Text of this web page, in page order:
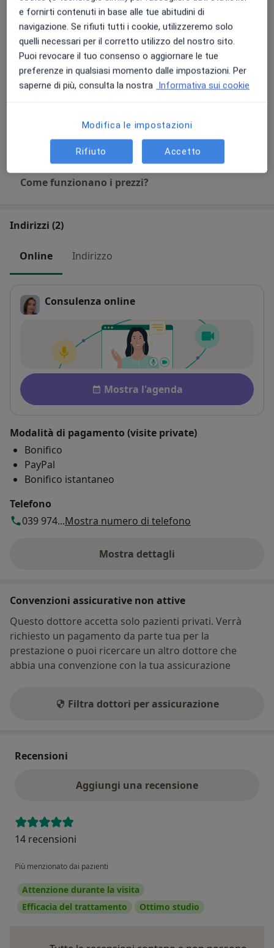
50 € Dettagli Prenota una visita
Colloquio psicologico
Da 70 € Dettagli
+ 5 prestazioni
Come funzionano i prezzi?
Indirizzi (2)
Online Indirizzo
Consulenza online
Pagamento dopo la
Disponibilità
Mostra l'agenda
Modalità di pagamento (visite private)
Bonifico
PayPal
Bonifico istantaneo
Telefono
039 974...Mostra numero di telefono
Mostra dettagli
sull'indirizzo
Convenzioni assicurative non attive
Questo dottore accetta solo pazienti privati. Verrà
richiesto un pagamento da parte tua per la
prestazione o puoi ricercare un altro dottore che
abbia una convenzione con la tua assicurazione
Filtra dottori per assicurazione
Recensioni
Aggiungi una recensione
14 recensioni
Più menzionato dai pazienti
Attenzione durante la visita
Efficacia del trattamento
Ottimo studio
e fornirti contenuti in base alle tue abitudini di
navigazione. Se rifiuti tutti i cookie, utilizzeremo solo
quelli necessari per il corretto utilizzo del nostro sito.
Puoi revocare il tuo consenso o aggiornare le tue
preferenze in qualsiasi momento dalle impostazioni. Per
saperne di più, consulta la nostra Informativa sui cookie
Modifica le impostazioni
Rifiuto Accetto